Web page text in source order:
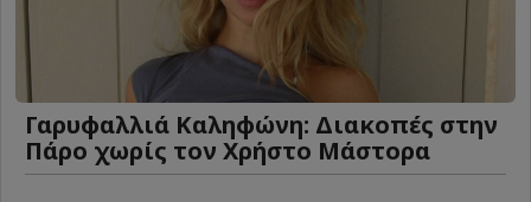
Γαρυφαλλιά Καληφώνη: Διακοπές στην
Πάρο χωρίς τον Χρήστο Μάστορα